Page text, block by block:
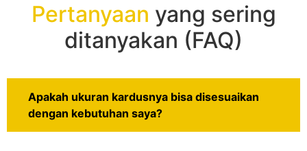
Pertanyaan yang sering
ditanyakan (FAQ)
Apakah ukuran kardusnya bisa disesuaikan
dengan kebutuhan saya?